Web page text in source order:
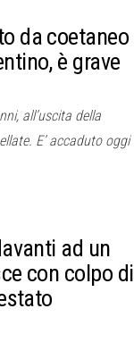
da coetaneo
è grave
all’uscita della
E’ accaduto oggi
ad un
con colpo di